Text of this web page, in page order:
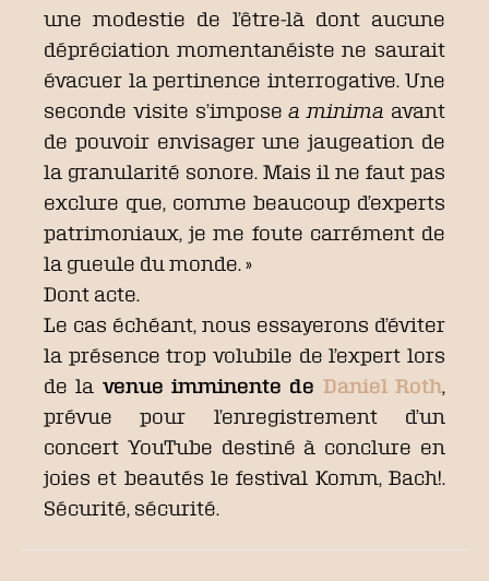
une modestie de l’être-là dont aucune
dépréciation momentanéiste ne saurait
évacuer la pertinence interrogative. Une
seconde visite s’imposea minima avant
de pouvoir envisager une jaugeation de
la granularité sonore. Mais il ne faut pas
exclure que, comme beaucoup d’experts
patrimoniaux, je me foute carrément de
la gueule du monde. »
Dont acte.
Le cas échéant, nous essayerons d’éviter
la présence trop volubile de l’expert lors
de la venue imminente de Daniel Roth,
prévue pour l’enregistrement d’un
concert YouTube destiné à conclure en
joies et beautés le festival Komm, Bach!.
Sécurité, sécurité.